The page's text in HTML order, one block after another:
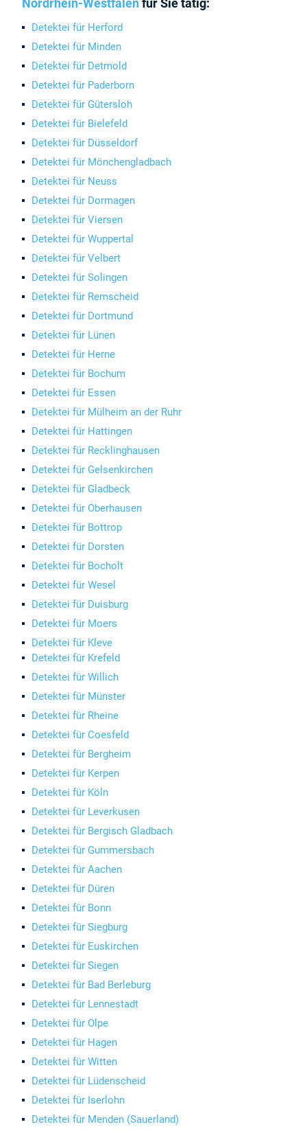
Detektei für Herford
Detektei für Minden
Detektei für Detmold
Detektei für Paderborn
Detektei für Gütersloh
Detektei für Bielefeld
Detektei für Düsseldorf
Detektei für Mönchengladbach
Detektei für Neuss
Detektei für Dormagen
Detektei für Viersen
Detektei für Wuppertal
Detektei für Velbert
Detektei für Solingen
Detektei für Remscheid
Detektei für Dortmund
Detektei für Lünen
Detektei für Herne
Detektei für Bochum
Detektei für Essen
Detektei für Mülheim an der Ruhr
Detektei für Hattingen
Detektei für Recklinghausen
Detektei für Gelsenkirchen
Detektei für Gladbeck
Detektei für Oberhausen
Detektei für Bottrop
Detektei für Dorsten
Detektei für Bocholt
Detektei für Wesel
Detektei für Duisburg
Detektei für Moers
Detektei für Kleve
Detektei für Krefeld
Detektei für Willich
Detektei für Münster
Detektei für Rheine
Detektei für Coesfeld
Detektei für Bergheim
Detektei für Kerpen
Detektei für Köln
Detektei für Leverkusen
Detektei für Bergisch Gladbach
Detektei für Gummersbach
Detektei für Aachen
Detektei für Düren
Detektei für Bonn
Detektei für Siegburg
Detektei für Euskirchen
Detektei für Siegen
Detektei für Bad Berleburg
Detektei für Lennestadt
Detektei für Olpe
Detektei für Hagen
Detektei für Witten
Detektei für Lüdenscheid
Detektei für Iserlohn
Detektei für Menden (Sauerland)